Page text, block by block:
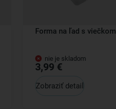
Forma na ľad s viečkom
nie je skladom
3,99 €
Zobraziť detail